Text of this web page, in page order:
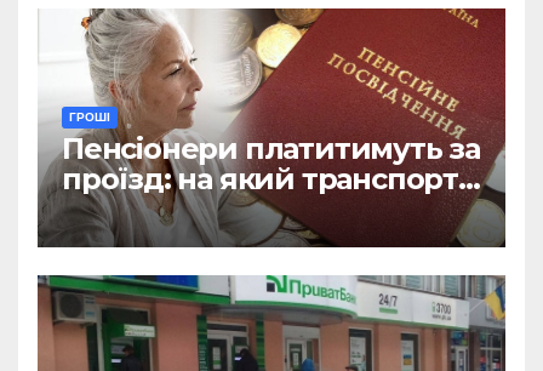
ГРОШІ
Пенсіонери платитимуть за
проїзд: на який транспорт
не діятиме пільга